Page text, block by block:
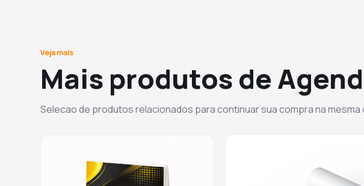
Veja mais
Mais produtos de
Selecao de produtos relacionados para continuar sua compra na